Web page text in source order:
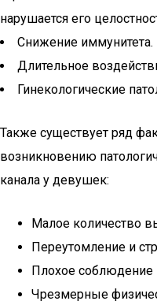
нарушается его
Снижение иммунитета.
Длительное
Гинекологические
Также существует ряд
возникновению
канала у девушек:
Малое количество
Переутомление и
Плохое соблюдение
Чрезмерные